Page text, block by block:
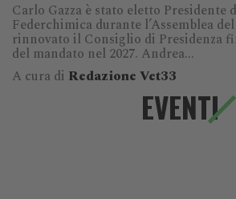
Carlo Gazza è stato eletto Presidente
Federchimica durante l’Assemblea
rinnovato il Consiglio di Presidenza
del mandato nel 2027. Andrea...
A cura di Redazione Vet33
EVENTI